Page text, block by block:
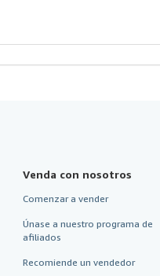
Venda con nosotros
Comenzar a vender
Únase a nuestro programa de
afiliados
Recomiende un vendedor